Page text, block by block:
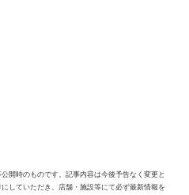
開時のものです。記事内容は今後予告なく変更と
していただき、店舗・施設等にて必ず最新情報を